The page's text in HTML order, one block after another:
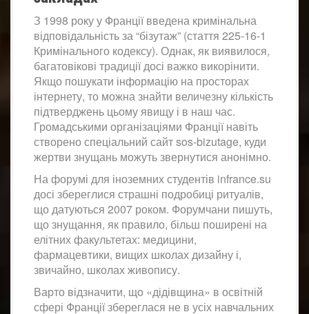
З 1998 року у Франції введена кримінальна
відповідальність за “бізутаж” (стаття 225-16-1
Кримінального кодексу). Однак, як виявилося,
багатовікові традиції досі важко викорінити.
Якщо пошукати інформацію на просторах
інтернету, то можна знайти величезну кількість
підтверджень цьому явищу і в наш час.
Громадськими організаціями Франції навіть
створено спеціальний сайт sos-bizutage, куди
жертви знущань можуть звернутися анонімно.
На форумі для іноземних студентів infrance.su
досі збереглися страшні подробиці ритуалів,
що датуються 2007 роком. Форумчани пишуть,
що знущання, як правило, більш поширені на
елітних факультетах: медицини,
фармацевтики, вищих школах дизайну і,
звичайно, школах живопису.
Варто відзначити, що «дідівщина» в освітній
сфері Франції збереглася не в усіх навчальних